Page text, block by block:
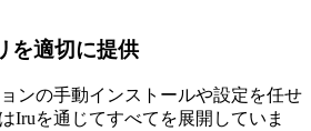
を適切に提供
ンの手動インストールや設定を任せ
Iruを通じてすべてを展開していま